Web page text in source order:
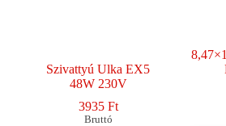
Szivattyú Ulka EX5
48W 230V
3935 Ft
Bruttó